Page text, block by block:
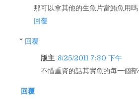
那可以拿其他的生魚片當鮪魚用嗎
回覆
回覆
版主 8/25/2011 7:30 下午
不惜重資的話其實魚的每一個
回覆